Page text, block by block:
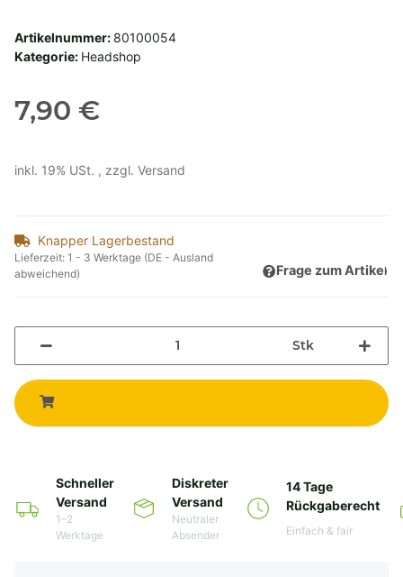
Artikelnummer: 80100054
Kategorie: Headshop
7,90 €
inkl. 19% USt. , zzgl. Versand
Knapper Lagerbestand
Lieferzeit: 1 - 3 Werktage (DE - Ausland
abweichend)
Frage zum Artikel
Stk
Schneller
Versand
1–2
Werktage
Diskreter
Versand
Neutraler
Absender
14 Tage
Rückgaberecht
Einfach & fair